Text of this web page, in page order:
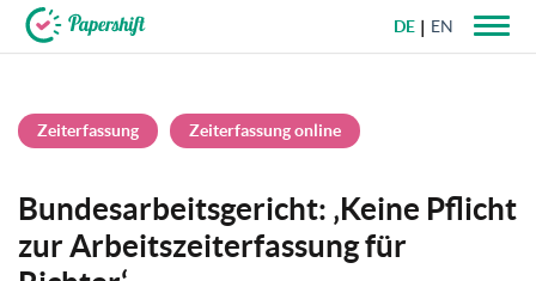
DE EN
Zeiterfassung Zeiterfassung online
Bundesarbeitsgericht: ‚Keine Pflicht
zur Arbeitszeiterfassung für